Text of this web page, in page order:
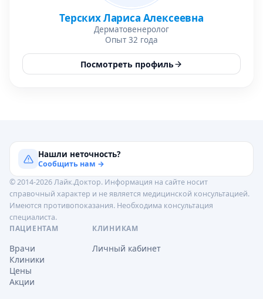
Терских Лариса Алексеевна
Дерматовенеролог
Опыт 32 года
Посмотреть профиль
Нашли неточность?
Сообщить нам →
© 2014-2026 Лайк.Доктор. Информация на сайте носит
справочный характер и не является медицинской консультацией.
Имеются противопоказания. Необходима консультация
специалиста.
ПАЦИЕНТАМ
Врачи
Клиники
Цены
Акции
КЛИНИКАМ
Личный кабинет